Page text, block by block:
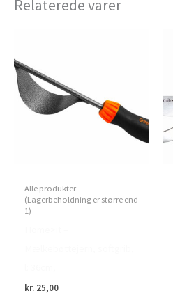
Relaterede varer
Alle produkter
(Lagerbeholdning er større end
1)
kr. 25,00